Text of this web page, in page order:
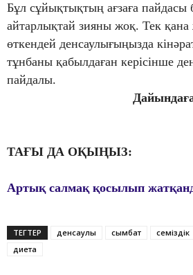
Бұл сұйықтықтың ағзаға пайдасы
айтарлықтай зияны жоқ. Тек
өткендей денсаулығыңызда
тұнбаны қабылдаған керісінше
пайдалы.
ТАҒЫ ДА ОҚЫҢЫЗ:
Артық салмақ қосылып
ТЕГТЕР денсаулық сымбат семіздік
диета